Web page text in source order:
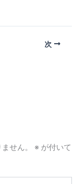
次
せん。 ※ が付いて